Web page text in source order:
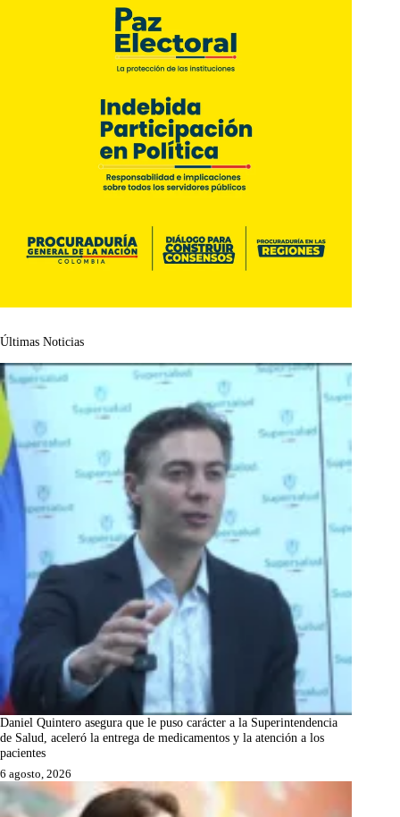
Últimas Noticias
Daniel Quintero asegura que le puso carácter a la Superintendencia
de Salud, aceleró la entrega de medicamentos y la atención a los
pacientes
6 agosto, 2026